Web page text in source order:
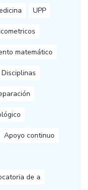
UPP
matemático
Disciplinas
Apoyo continuo
de a